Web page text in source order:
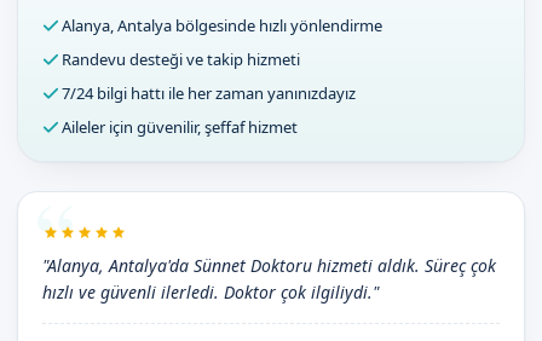
Alanya, Antalya bölgesinde hızlı yönlendirme
Randevu desteği ve takip hizmeti
7/24 bilgi hattı ile her zaman yanınızdayız
Aileler için güvenilir, şeffaf hizmet
"Alanya, Antalya'da Sünnet Doktoru hizmeti aldık. Süreç çok
hızlı ve güvenli ilerledi. Doktor çok ilgiliydi."